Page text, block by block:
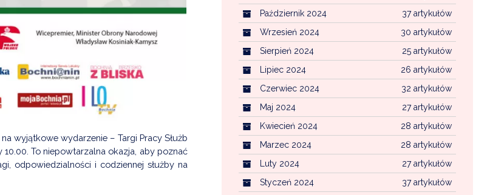
wyjątkowe wydarzenie – Targi Pracy Służb
To niepowtarzalna okazja, aby poznać
odpowiedzialności i codziennej służby na
37 artykułów
Październik 2024
30 artykułów
Wrzesień 2024
25 artykułów
Sierpień 2024
26 artykułów
Lipiec 2024
32 artykułów
Czerwiec 2024
27 artykułów
Maj 2024
28 artykułów
Kwiecień 2024
28 artykułów
Marzec 2024
27 artykułów
Luty 2024
37 artykułów
Styczeń 2024